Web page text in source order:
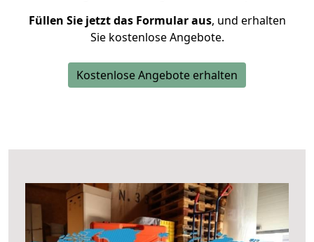
Füllen Sie jetzt das Formular aus, und erhalten
Sie kostenlose Angebote.
Kostenlose Angebote erhalten